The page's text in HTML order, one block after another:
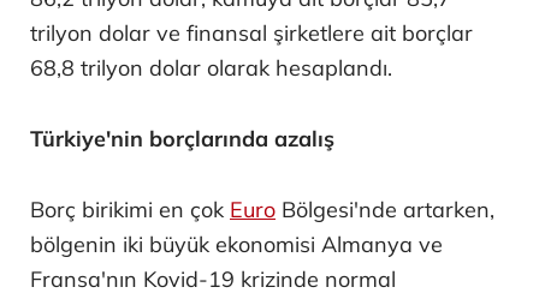
trilyon dolar ve finansal şirketlere ait borçlar
68,8 trilyon dolar olarak hesaplandı.
Türkiye'nin borçlarında azalış
Borç birikimi en çok Euro Bölgesi'nde artarken,
bölgenin iki büyük ekonomisi Almanya ve
Fransa'nın Kovid-19 krizinde normal